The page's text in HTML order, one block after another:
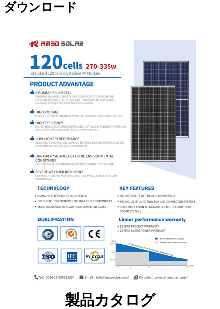
ダウンロード
製品カタログ